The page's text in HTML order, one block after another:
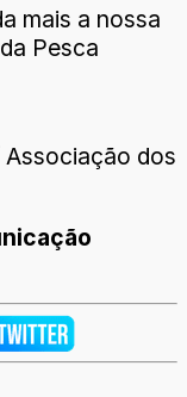
mais a nossa
Pesca
dos